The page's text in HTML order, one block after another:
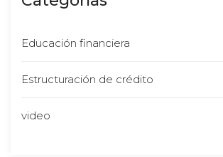
Educación financiera
Estructuración de crédito
video